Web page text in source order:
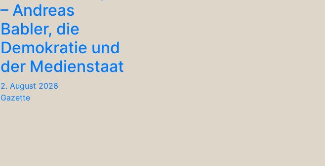
– Andreas
Babler, die
Demokratie und
der Medienstaat
2. August 2026
Gazette